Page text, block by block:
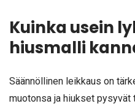
Kuinka usein
hiusmalli
Säännöllinen leikkaus on
muotonsa ja hiukset pysyvät